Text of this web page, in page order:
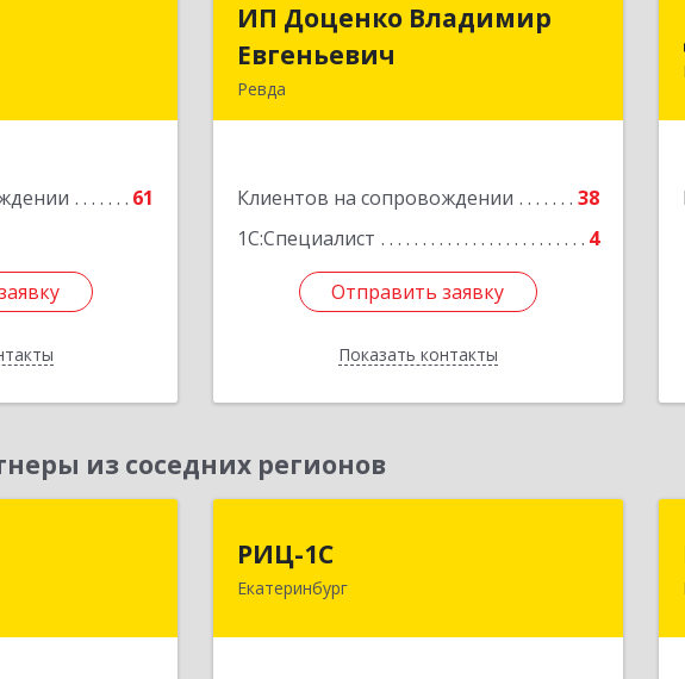
61
обл, Ревда г,
ИП Доценко Владимир
Евгеньевич
Ревда
Клиентов на сопровождении
38
1С:Специалист
4
Отправить заявку
Показать контакты
ИП Доценко Владимир
Подробнее
Отправить заявку
Назад
из соседних регионов
РИЦ-1С
Екатеринбург